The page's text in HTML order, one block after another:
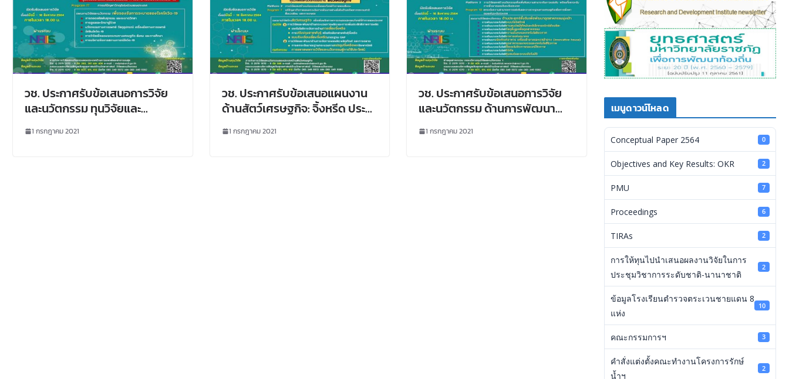
วช. ประกาศรับข้อเสนอการวิจัย
และนวัตกรรม ทุนวิจัยและ
ของโรคโควิด-19 ประจำ
1 กรกฎาคม 2021
วช. ประกาศรับข้อเสนอแผนงาน
ด้านสัตว์เศรษฐกิจ: จิ้งหรีด ประจำ
กิจกรรม)
1 กรกฎาคม 2021
วช. ประกาศรับข้อเสนอการวิจัย
และนวัตกรรม ด้านการพัฒนา
ปีงบประมาณ 2565
1 กรกฎาคม 2021
เมนูดาวน์โหลด
Conceptual Paper 2564 0
Objectives and Key Results: OKR 2
PMU 7
Proceedings 6
TIRAs 2
การให้ทุนไปนำเสนอผลงานวิจัยในการ
ประชุมวิชาการระดับชาติ-นานาชาติ
2
ข้อมูลโรงเรียนตำรวจตระเวนชายแดน 8
แห่ง
10
คณะกรรมการฯ 3
คำสั่งแต่งตั้งคณะทำงานโครงการรักษ์
น้ำฯ
2